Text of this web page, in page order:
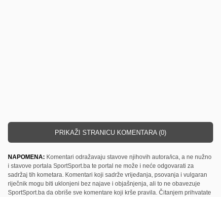
PRIKAŽI STRANICU KOMENTARA (0)
NAPOMENA: Komentari odražavaju stavove njihovih autora/ica, a ne nužno
i stavove portala SportSport.ba te portal ne može i neće odgovarati za
sadržaj tih kometara. Komentari koji sadrže vrijeđanja, psovanja i vulgaran
riječnik mogu biti uklonjeni bez najave i objašnjenja, ali to ne obavezuje
SportSport.ba da obriše sve komentare koji krše pravila. Čitanjem prihvatate